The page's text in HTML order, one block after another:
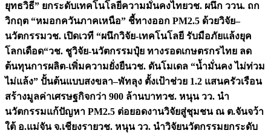
ยุทธวิธี” ยกระดับเทคโนโลยีความมั่นคงไทยวช. ผนึก ววน. ถก
วิกฤต “หมอกควันภาคเหนือ” ชี้ทางออก PM2.5 ด้วยวิจัย–
นวัตกรรมวช. เปิดเวที “ผนึกวิจัย-เทคโนโลยี รับมือภัยแล้งยุค
โลกเดือด“วช. ชูวิจัย-นวัตกรรมปุ๋ย ทางรอดเกษตรกรไทย ลด
ต้นทุนการผลิต-เพิ่มความยั่งยืนวช. ดันโมเดล “น้ำมั่นคง ไม่ท่วม
ไม่แล้ง” ปั้นต้นแบบสงขลา–พัทลุง ตั้งเป้าช่วย 1.2 แสนครัวเรือน
สร้างมูลค่าเศรษฐกิจกว่า 900 ล้านบาทวช. หนุน วว. นำ
นวัตกรรมแก้ปัญหา PM2.5 ต่อยอดงานวิจัยสู่ชุมชน ณ ต.จันจว้า
ใต้ อ.แม่จัน จ.เชียงรายวช. หนุน วว. นำวิจัยนวัตกรรมยกระดับ